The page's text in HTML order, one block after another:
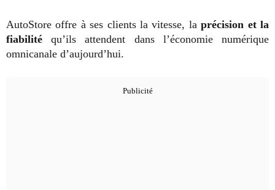
AutoStore offre à ses clients la vitesse, laprécision et la
fiabilitéqu’ils attendent dans l’économie numérique
omnicanale d’aujourd’hui.